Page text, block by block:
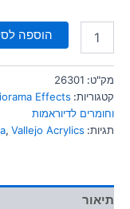
הוספה
מק"ט: 26301
קטגוריות: Effects
וחומרים לדיוראמות
תגיות:
, Vallejo Acrylics
תיאור